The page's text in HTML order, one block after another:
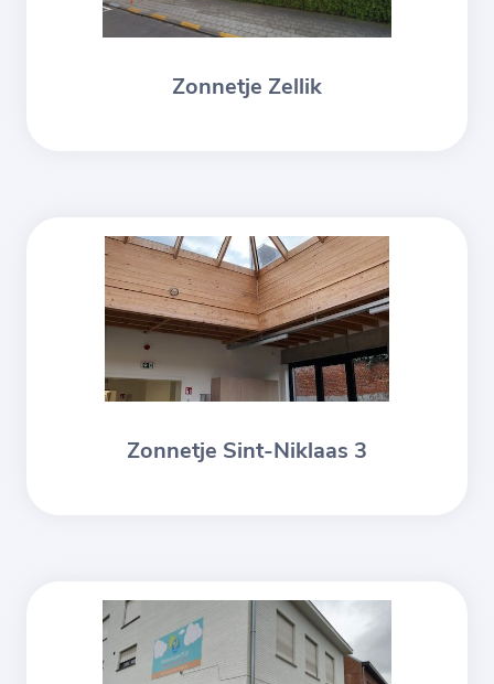
Zonnetje Zellik
Zonnetje Sint-Niklaas 3